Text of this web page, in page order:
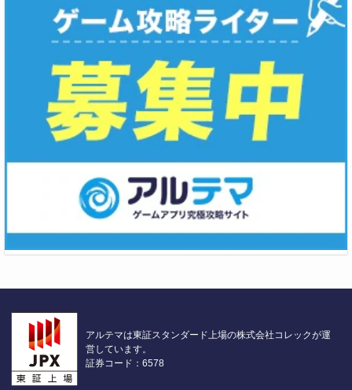
アルテマは東証スタンダード上場の株式会社コレックが運
営しています。
証券コード：6578